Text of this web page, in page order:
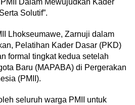
Dalam Mewujudkan Kader
Solutif”.
Lhokseumawe, Zarnuji dalam
Pelatihan Kader Dasar (PKD)
formal tingkat kedua setelah
Baru (MAPABA) di Pergerakan
(PMII).
seluruh warga PMII untuk